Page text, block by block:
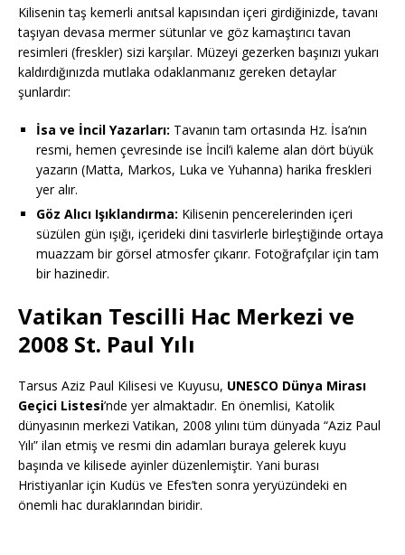
Kilisenin taş kemerli anıtsal kapısından içeri girdiğinizde, tavanı
taşıyan devasa mermer sütunlar ve göz kamaştırıcı tavan
resimleri (freskler) sizi karşılar. Müzeyi gezerken başınızı yukarı
kaldırdığınızda mutlaka odaklanmanız gereken detaylar
şunlardır:
İsa ve İncil Yazarları: Tavanın tam ortasında Hz. İsa’nın
resmi, hemen çevresinde ise İncil’i kaleme alan dört büyük
yazarın (Matta, Markos, Luka ve Yuhanna) harika freskleri
yer alır.
Göz Alıcı Işıklandırma: Kilisenin pencerelerinden içeri
süzülen gün ışığı, içerideki dini tasvirlerle birleştiğinde ortaya
muazzam bir görsel atmosfer çıkarır. Fotoğrafçılar için tam
bir hazinedir.
Vatikan Tescilli Hac Merkezi ve
2008 St. Paul Yılı
Tarsus Aziz Paul Kilisesi ve Kuyusu, UNESCO Dünya Mirası
Geçici Listesi’nde yer almaktadır. En önemlisi, Katolik
dünyasının merkezi Vatikan, 2008 yılını tüm dünyada “Aziz Paul
Yılı” ilan etmiş ve resmi din adamları buraya gelerek kuyu
başında ve kilisede ayinler düzenlemiştir. Yani burası
Hristiyanlar için Kudüs ve Efes’ten sonra yeryüzündeki en
önemli hac duraklarından biridir.